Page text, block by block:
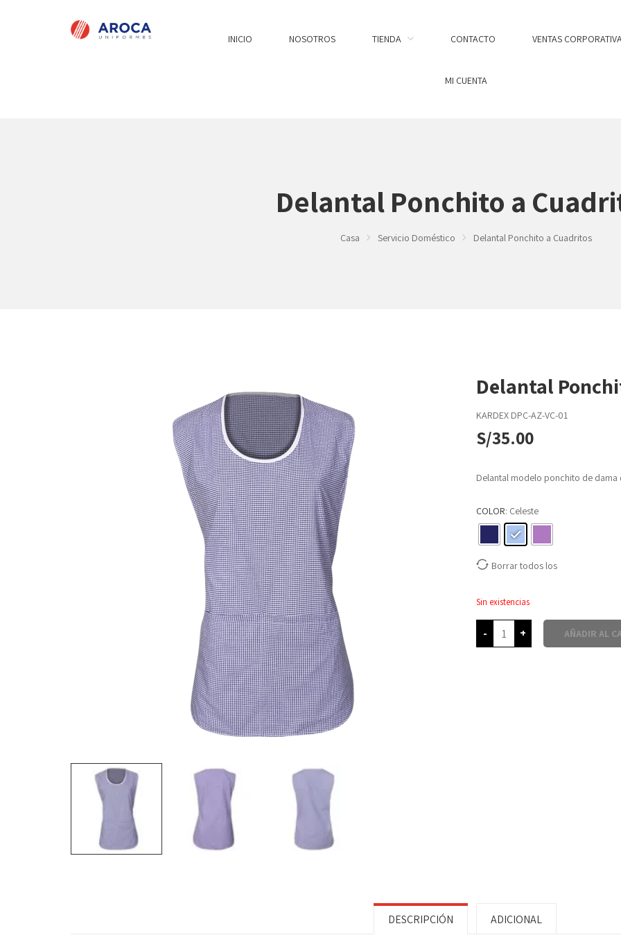
INICIO NOSOTROS TIENDA CONTACTO VENTAS
MI CUENTA
Delantal Ponchito a
Casa Servicio Doméstico Delantal Ponchito a Cuadritos
Delantal
KARDEX DPC-AZ-VC-01
S/35.00
Delantal modelo ponchito de dama
COLOR: Celeste
Borrar todos los
Sin existencias
- + AÑADIR AL
DESCRIPCIÓN ADICIONAL